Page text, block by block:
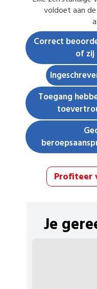
voldoet aan
Correct
of zij
Toegang
Profiteer
Je